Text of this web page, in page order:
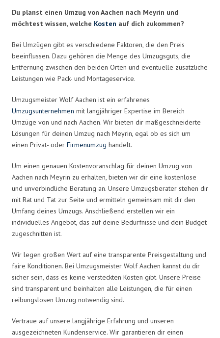
Du planst einen Umzug von Aachen nach Meyrin und
möchtest wissen, welche Kosten auf dich zukommen?
Bei Umzügen gibt es verschiedene Faktoren, die den Preis
beeinflussen. Dazu gehören die Menge des Umzugsguts, die
Entfernung zwischen den beiden Orten und eventuelle zusätzliche
Leistungen wie Pack- und Montageservice.
Umzugsmeister Wolf Aachen ist ein erfahrenes
Umzugsunternehmen mit langjähriger Expertise im Bereich
Umzüge von und nach Aachen. Wir bieten dir maßgeschneiderte
Lösungen für deinen Umzug nach Meyrin, egal ob es sich um
einen Privat- oder Firmenumzug handelt.
Um einen genauen Kostenvoranschlag für deinen Umzug von
Aachen nach Meyrin zu erhalten, bieten wir dir eine kostenlose
und unverbindliche Beratung an. Unsere Umzugsberater stehen dir
mit Rat und Tat zur Seite und ermitteln gemeinsam mit dir den
Umfang deines Umzugs. Anschließend erstellen wir ein
individuelles Angebot, das auf deine Bedürfnisse und dein Budget
zugeschnitten ist.
Wir legen großen Wert auf eine transparente Preisgestaltung und
faire Konditionen. Bei Umzugsmeister Wolf Aachen kannst du dir
sicher sein, dass es keine versteckten Kosten gibt. Unsere Preise
sind transparent und beinhalten alle Leistungen, die für einen
reibungslosen Umzug notwendig sind.
Vertraue auf unsere langjährige Erfahrung und unseren
ausgezeichneten Kundenservice. Wir garantieren dir einen